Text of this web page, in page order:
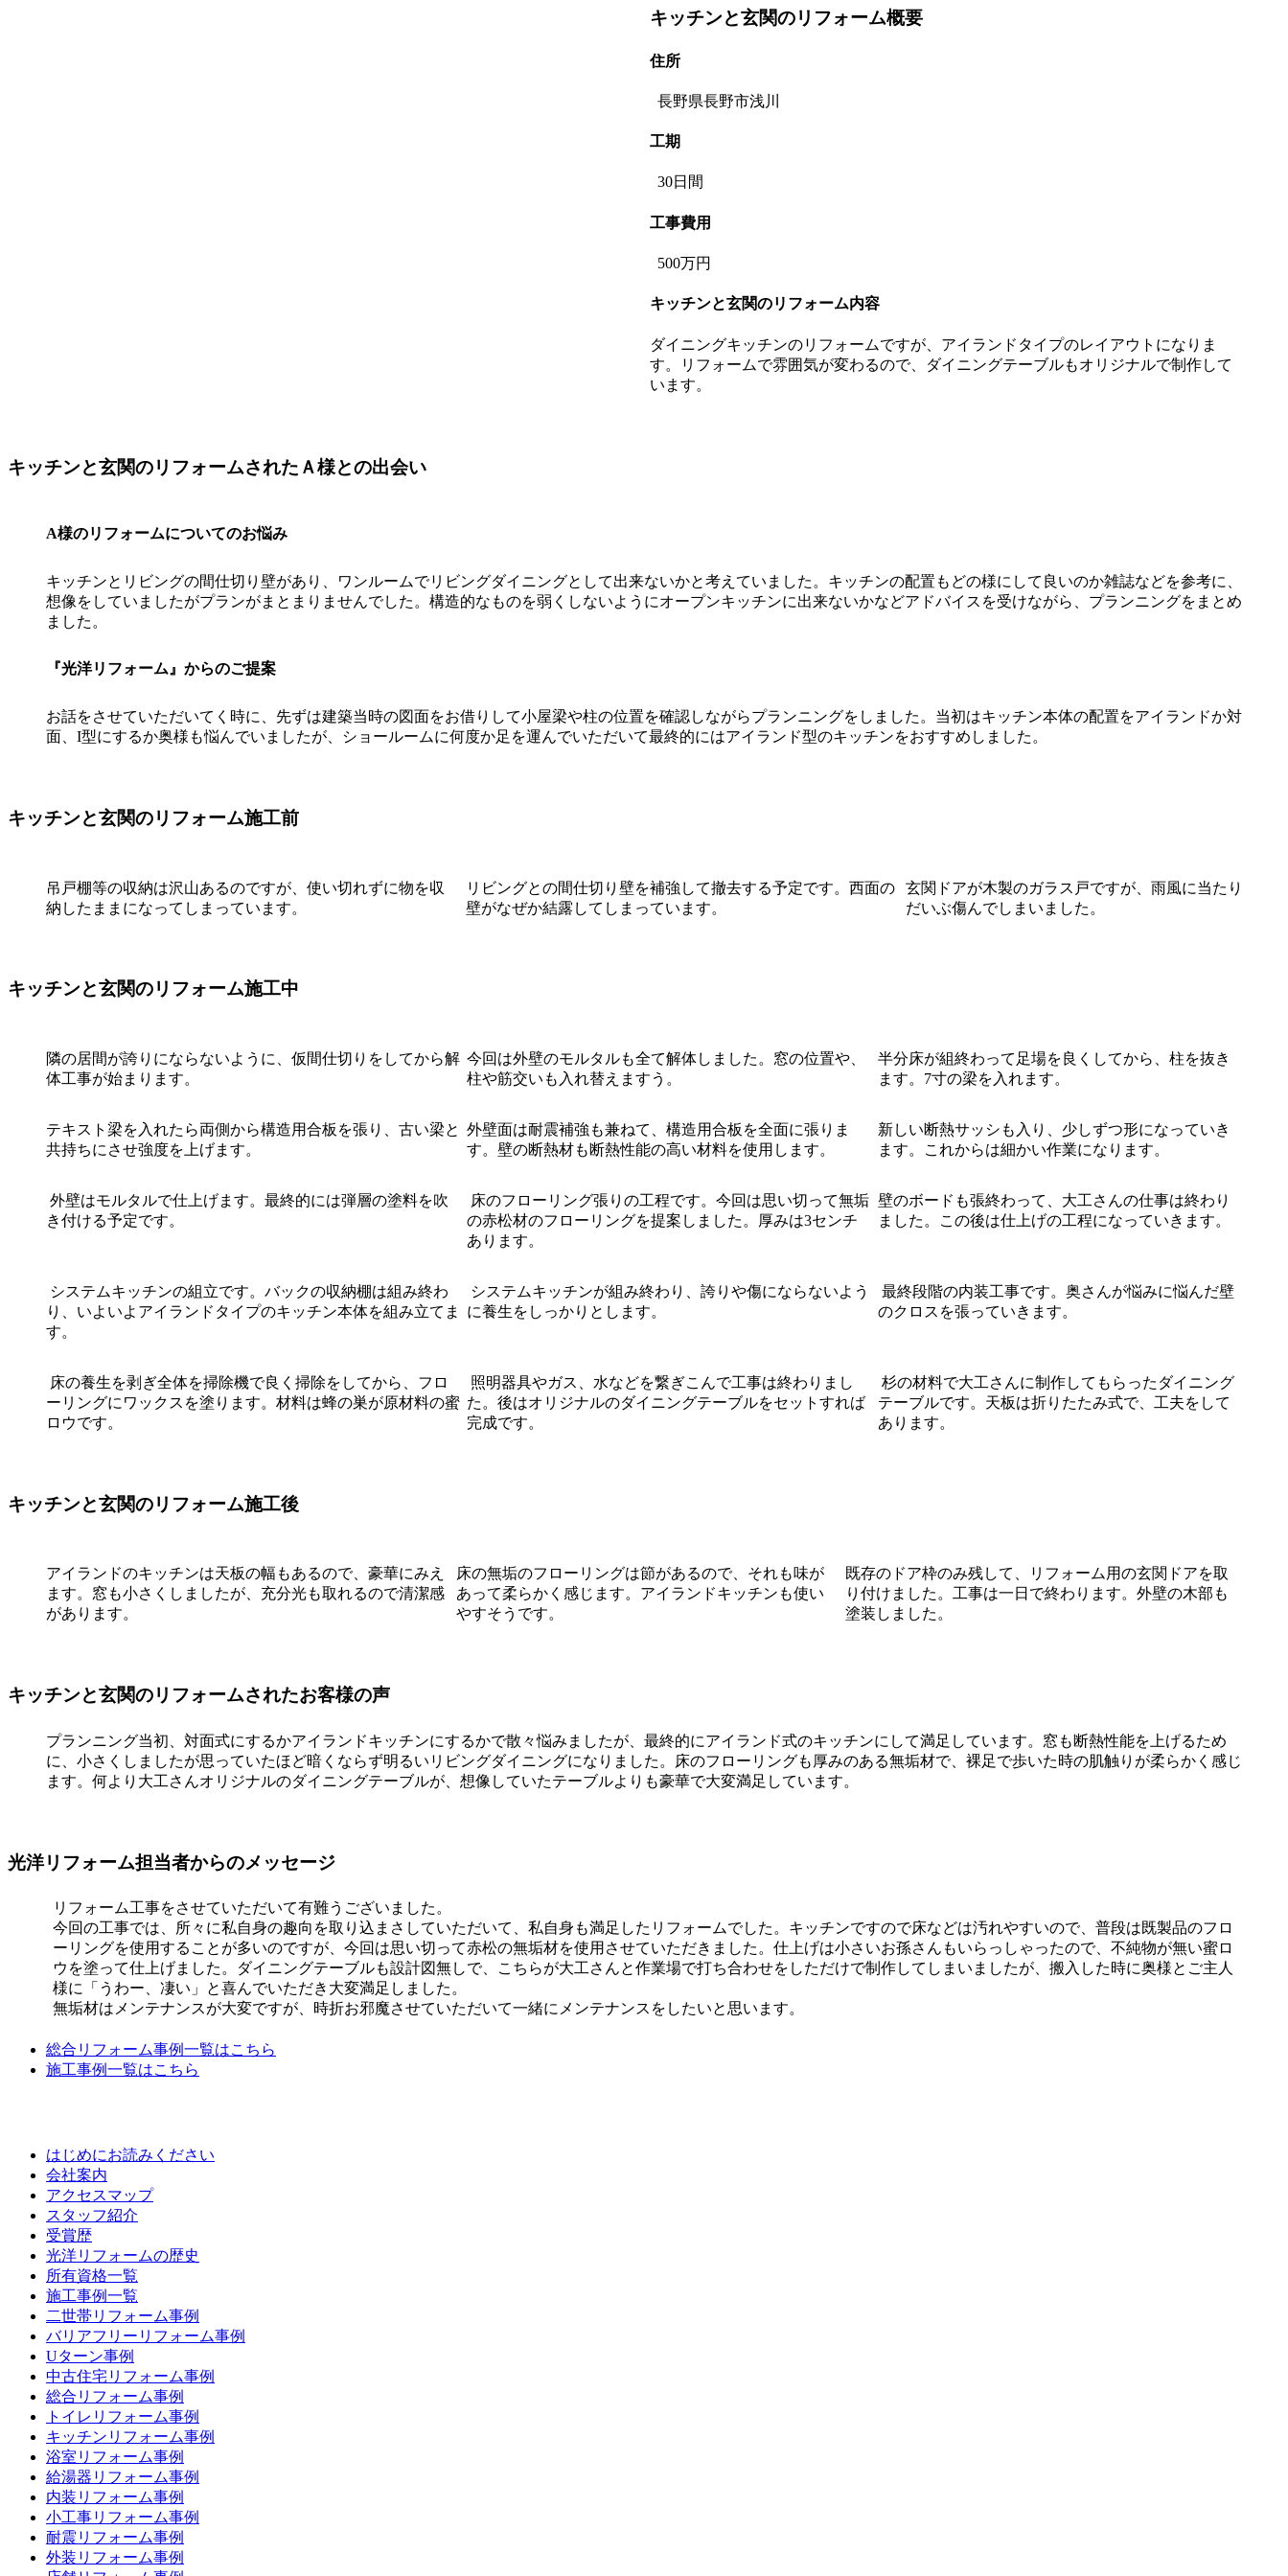
キッチンと玄関のリフォーム概要
住所
長野県長野市浅川
工期
30日間
工事費用
500万円
キッチンと玄関のリフォーム内容
ダイニングキッチンのリフォームですが、アイランドタイプのレイアウトになりま
す。リフォームで雰囲気が変わるので、ダイニングテーブルもオリジナルで制作して
います。
キッチンと玄関のリフォームされたＡ様との出会い
A様のリフォームについてのお悩み
キッチンとリビングの間仕切り壁があり、ワンルームでリビングダイニングとして出来ないかと考えていました。キッチンの配置もどの様にして良いのか雑誌などを参考に、
想像をしていましたがプランがまとまりませんでした。構造的なものを弱くしないようにオープンキッチンに出来ないかなどアドバイスを受けながら、プランニングをまとめ
ました。
『光洋リフォーム』からのご提案
お話をさせていただいてく時に、先ずは建築当時の図面をお借りして小屋梁や柱の位置を確認しながらプランニングをしました。当初はキッチン本体の配置をアイランドか対
面、I型にするか奥様も悩んでいましたが、ショールームに何度か足を運んでいただいて最終的にはアイランド型のキッチンをおすすめしました。
キッチンと玄関のリフォーム施工前
吊戸棚等の収納は沢山あるのですが、使い切れずに物を収
納したままになってしまっています。
リビングとの間仕切り壁を補強して撤去する予定です。西面の
壁がなぜか結露してしまっています。
玄関ドアが木製のガラス戸ですが、雨風に当たり
だいぶ傷んでしまいました。
キッチンと玄関のリフォーム施工中
隣の居間が誇りにならないように、仮間仕切りをしてから解
体工事が始まります。
今回は外壁のモルタルも全て解体しました。窓の位置や、
柱や筋交いも入れ替えますう。
半分床が組終わって足場を良くしてから、柱を抜き
ます。7寸の梁を入れます。
テキスト梁を入れたら両側から構造用合板を張り、古い梁と
共持ちにさせ強度を上げます。
外壁面は耐震補強も兼ねて、構造用合板を全面に張りま
す。壁の断熱材も断熱性能の高い材料を使用します。
新しい断熱サッシも入り、少しずつ形になっていき
ます。これからは細かい作業になります。
外壁はモルタルで仕上げます。最終的には弾層の塗料を吹
き付ける予定です。
床のフローリング張りの工程です。今回は思い切って無垢
の赤松材のフローリングを提案しました。厚みは3センチ
あります。
壁のボードも張終わって、大工さんの仕事は終わり
ました。この後は仕上げの工程になっていきます。
システムキッチンの組立です。バックの収納棚は組み終わ
り、いよいよアイランドタイプのキッチン本体を組み立てま
す。
システムキッチンが組み終わり、誇りや傷にならないよう
に養生をしっかりとします。
最終段階の内装工事です。奥さんが悩みに悩んだ壁
のクロスを張っていきます。
床の養生を剥ぎ全体を掃除機で良く掃除をしてから、フロ
ーリングにワックスを塗ります。材料は蜂の巣が原材料の蜜
ロウです。
照明器具やガス、水などを繋ぎこんで工事は終わりまし
た。後はオリジナルのダイニングテーブルをセットすれば
完成です。
杉の材料で大工さんに制作してもらったダイニング
テーブルです。天板は折りたたみ式で、工夫をして
あります。
キッチンと玄関のリフォーム施工後
アイランドのキッチンは天板の幅もあるので、豪華にみえ
ます。窓も小さくしましたが、充分光も取れるので清潔感
があります。
床の無垢のフローリングは節があるので、それも味が
あって柔らかく感じます。アイランドキッチンも使い
やすそうです。
既存のドア枠のみ残して、リフォーム用の玄関ドアを取
り付けました。工事は一日で終わります。外壁の木部も
塗装しました。
キッチンと玄関のリフォームされたお客様の声
プランニング当初、対面式にするかアイランドキッチンにするかで散々悩みましたが、最終的にアイランド式のキッチンにして満足しています。窓も断熱性能を上げるため
に、小さくしましたが思っていたほど暗くならず明るいリビングダイニングになりました。床のフローリングも厚みのある無垢材で、裸足で歩いた時の肌触りが柔らかく感じ
ます。何より大工さんオリジナルのダイニングテーブルが、想像していたテーブルよりも豪華で大変満足しています。
光洋リフォーム担当者からのメッセージ
リフォーム工事をさせていただいて有難うございました。
今回の工事では、所々に私自身の趣向を取り込まさしていただいて、私自身も満足したリフォームでした。キッチンですので床などは汚れやすいので、普段は既製品のフロ
ーリングを使用することが多いのですが、今回は思い切って赤松の無垢材を使用させていただきました。仕上げは小さいお孫さんもいらっしゃったので、不純物が無い蜜ロ
ウを塗って仕上げました。ダイニングテーブルも設計図無しで、こちらが大工さんと作業場で打ち合わせをしただけで制作してしまいましたが、搬入した時に奥様とご主人
様に「うわー、凄い」と喜んでいただき大変満足しました。
無垢材はメンテナンスが大変ですが、時折お邪魔させていただいて一緒にメンテナンスをしたいと思います。
総合リフォーム事例一覧はこちら
施工事例一覧はこちら
はじめにお読みください
会社案内
アクセスマップ
スタッフ紹介
受賞歴
光洋リフォームの歴史
所有資格一覧
施工事例一覧
二世帯リフォーム事例
バリアフリーリフォーム事例
Uターン事例
中古住宅リフォーム事例
総合リフォーム事例
トイレリフォーム事例
キッチンリフォーム事例
浴室リフォーム事例
給湯器リフォーム事例
内装リフォーム事例
小工事リフォーム事例
耐震リフォーム事例
外装リフォーム事例